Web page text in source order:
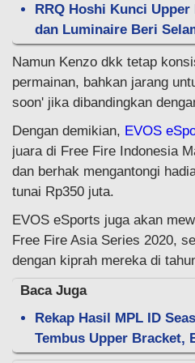
RRQ Hoshi Kunci
dan Luminaire Beri
Namun Kenzo dkk tetap
permainan, bahkan jarang
soon' jika dibandingkan
Dengan demikian, EVOS
juara di Free Fire Indonesia
dan berhak mengantongi
tunai Rp350 juta.
EVOS eSports juga akan
Free Fire Asia Series 2020,
dengan kiprah mereka di
Baca Juga
Rekap Hasil MPL ID
Tembus Upper Bracket,